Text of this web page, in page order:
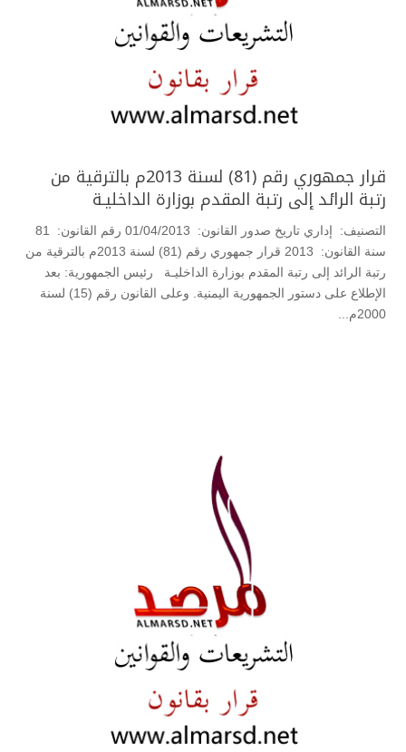
قرار جمهوري رقم (81) لسنة 2013م بالترقية من
رتبة الرائد إلى رتبة المقدم بوزارة الداخليـة
التصنيف: إداري تاريخ صدور القانون: 01/04/2013 رقم القانون: 81
سنة القانون: 2013 قرار جمهوري رقم (81) لسنة 2013م بالترقية من
رتبة الرائد إلى رتبة المقدم بوزارة الداخليـة رئيس الجمهورية: بعد
الإطلاع على دستور الجمهورية اليمنية. وعلى القانون رقم (15) لسنة
2000م...